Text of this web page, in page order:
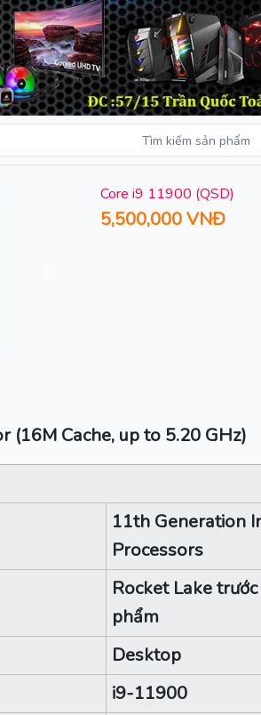
Core i9 11900 (QSD)
5,500,000 VNĐ
Cache, up to 5.20 GHz)
11th Generation
Processors
Rocket Lake
phẩm
Desktop
i9-11900